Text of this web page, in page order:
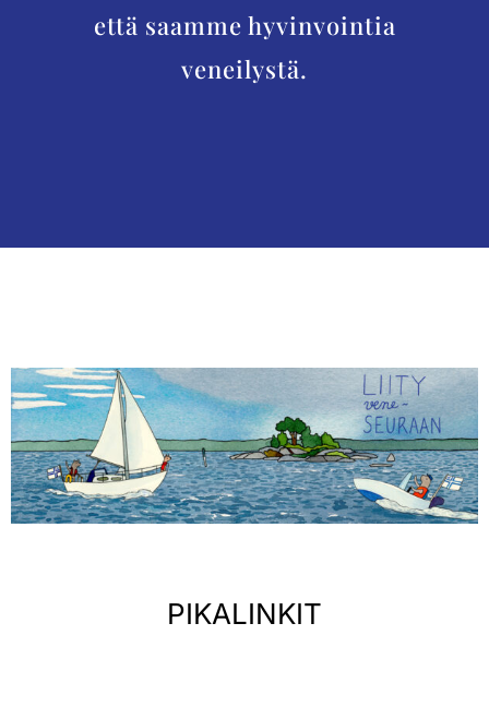
että saamme hyvinvointia
veneilystä.
PIKALINKIT